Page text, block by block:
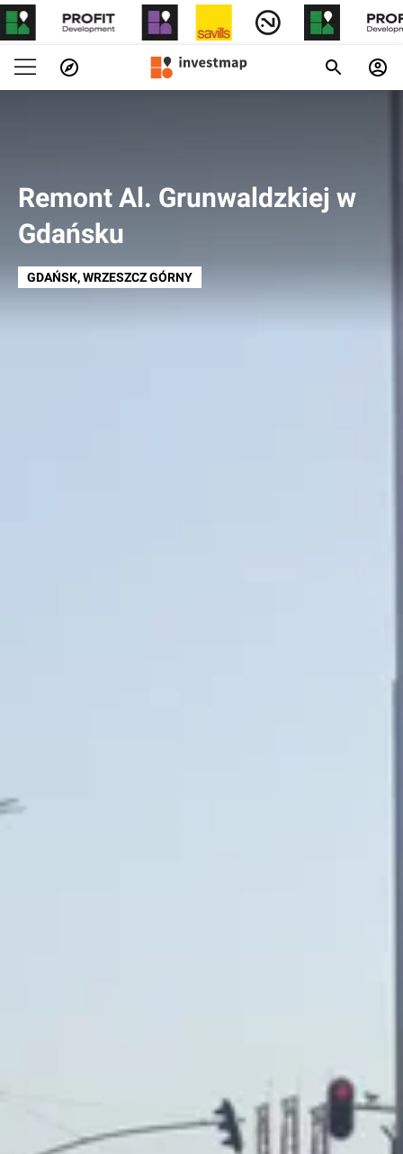
Remont Al. Grunwaldzkiej w
Gdańsku
GDAŃSK, WRZESZCZ GÓRNY